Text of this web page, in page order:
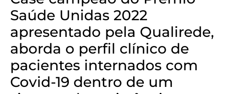
Saúde Unidas 2022
apresentado pela Qualirede,
aborda o perfil clínico de
pacientes internados com
Covid-19 dentro de um